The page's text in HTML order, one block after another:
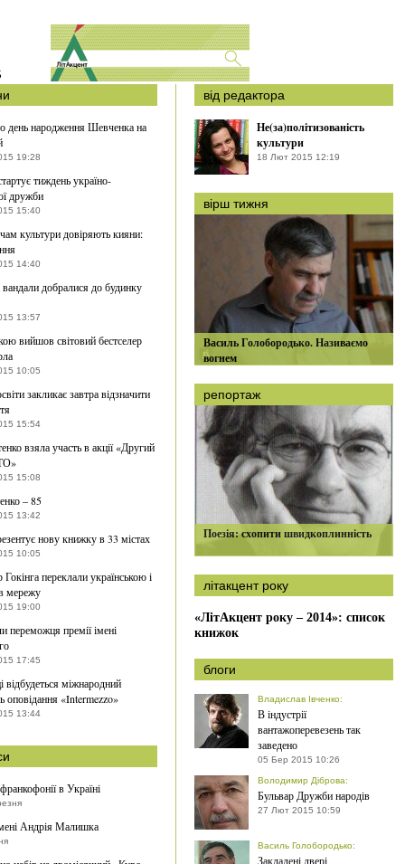
день народження Шевченка на
19:28
тиждень україно-
дружби
15:40
культури довіряють кияни:
14:40
вандали добралися до будинку
13:57
вийшов світовий бестселер
10:05
закликає завтра відзначити
15:54
взяла участь в акції «Другий
15:08
– 85
13:42
нову книжку в 33 містах
10:05
Гокінга переклали українською і
мережу
19:00
переможця премії імені
17:45
відбудеться міжнародний
оповідання «Intermezzo»
13:44
в Україні
Андрія Малишка
від редактора
Не(за)політизованість
культури
18 Лют 2015 12:19
вірш тижня
Василь Голобородько. Називаємо
вогнем
репортаж
Поезія: схопити швидкоплинність
літакцент року
«ЛітАкцент року – 2014»: список
книжок
блоги
Владислав Івченко:
В індустрії
вантажоперевезень так
заведено
05 Бер 2015 10:26
Володимир Діброва:
Бульвар Дружби народів
27 Лют 2015 10:59
Василь Голобородько:
Закладені двері